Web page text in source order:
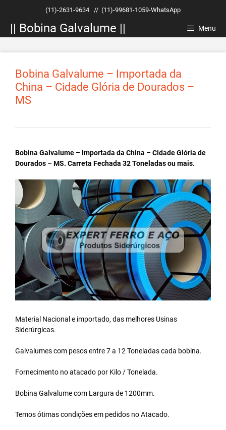
conteúdo
(11)-2631-9634 // (11)-99681-1059-WhatsApp
|| Bobina Galvalume || Menu
Bobina Galvalume – Importada da
China – Cidade Glória de Dourados –
MS
Bobina Galvalume – Importada da China – Cidade Glória de
Dourados – MS. Carreta Fechada 32 Toneladas ou mais.
Material Nacional e importado, das melhores Usinas
Siderúrgicas.
Galvalumes com pesos entre 7 a 12 Toneladas cada bobina.
Fornecimento no atacado por Kilo / Tonelada.
Bobina Galvalumecom Largura de 1200mm.
Temos ótimas condições em pedidos no Atacado.